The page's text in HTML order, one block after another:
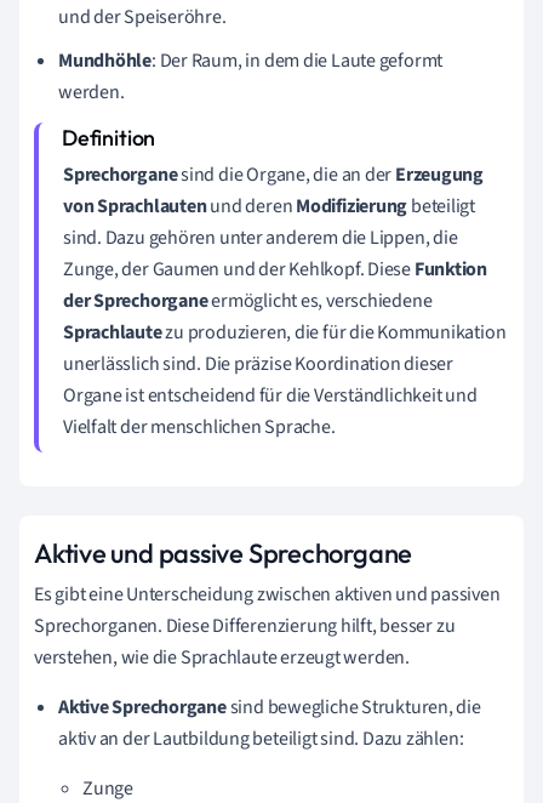
und der Speiseröhre.
Mundhöhle: Der Raum, in dem die Laute geformt
werden.
Sprechorganesind die Organe, die an derErzeugung
von Sprachlautenund derenModifizierungbeteiligt
sind. Dazu gehören unter anderem die Lippen, die
Zunge, der Gaumen und der Kehlkopf. DieseFunktion
der Sprechorganeermöglicht es, verschiedene
Sprachlautezu produzieren, die für die Kommunikation
unerlässlich sind. Die präzise Koordination dieser
Organe ist entscheidend für die Verständlichkeit und
Vielfalt der menschlichen Sprache.
Aktive und passive Sprechorgane
Es gibt eine Unterscheidung zwischen aktiven und passiven
Sprechorganen. Diese Differenzierung hilft, besser zu
verstehen, wie die Sprachlaute erzeugt werden.
Aktive Sprechorganesind bewegliche Strukturen, die
aktiv an der Lautbildung beteiligt sind. Dazu zählen:
Zunge